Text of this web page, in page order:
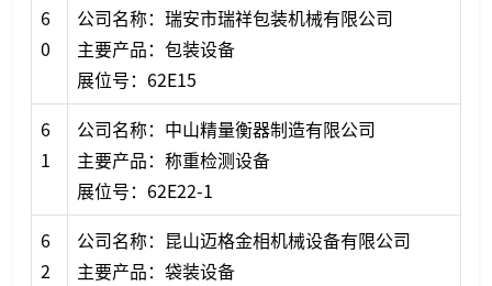
6
0
公司名称：瑞安市瑞祥包装机械有限公司
主要产品：包装设备
展位号：62E15
6
1
公司名称：中山精量衡器制造有限公司
主要产品：称重检测设备
展位号：62E22-1
6
2
公司名称：昆山迈格金相机械设备有限公司
主要产品：袋装设备